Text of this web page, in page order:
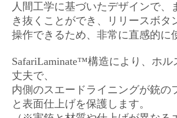
人間工学に基づいたデザインで、
き抜くことができ、リリースボタ
操作できるため、非常に直感的に
SafariLaminate™構造により、ホル
丈夫で、
内側のスエードライニングが銃の
と表面仕上げを保護します。